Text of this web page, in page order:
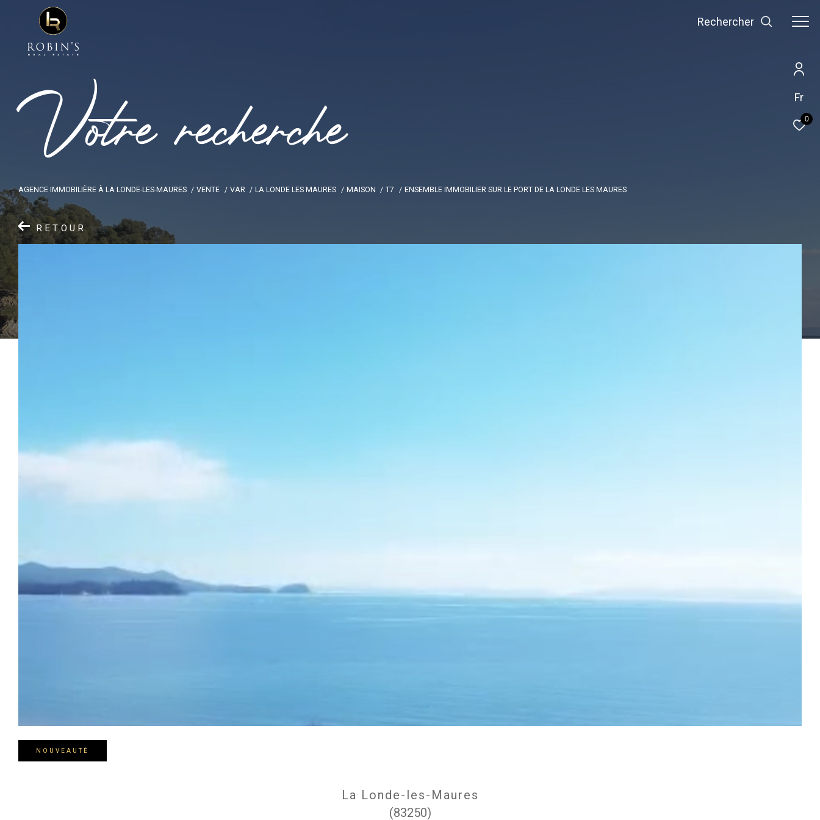
Fr
0
Rechercher
Votrerecherche
AGENCE IMMOBILIÈRE À LA LONDE-LES-MAURES VENTE VAR LA LONDE LES MAURES MAISON T7 ENSEMBLE IMMOBILIER SUR LE PORT DE LA LONDE LES MAURES
RETOUR
NOUVEAUTÉ
La Londe-les-Maures
(83250)